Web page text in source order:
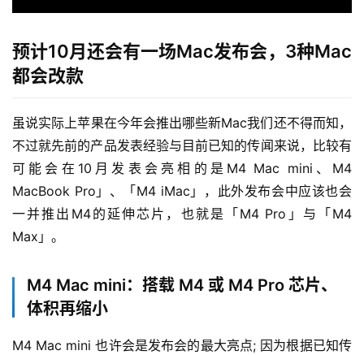
预计10月还会有一场Mac发布会，3种Mac
都会改款
虽说实际上苹果在今年会推出哪些新Mac我们还不得而知，
不过就先前的产品发表经验与目前已知的传闻来说，比较有
可能会在10月发表会亮相的是M4 Mac mini、M4
MacBook Pro」、「M4 iMac」，此外发布会中应该也会
一并推出M4的延伸芯片，也就是「M4 Pro」与「M4
Max」。
M4 Mac mini：搭载 M4 或 M4 Pro 芯片、
体积再缩小
M4 Mac mini 也许会是发布会的最大亮点; 因为根据已知传